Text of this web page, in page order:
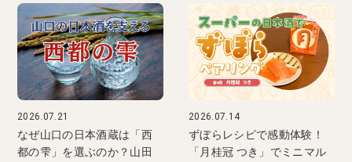
2026.07.21
なぜ山口の日本酒蔵は「西
都の雫」を選ぶのか？山田
2026.07.14
ずぼらレシピで感動体験！
「月桂冠 つき」でミニマル